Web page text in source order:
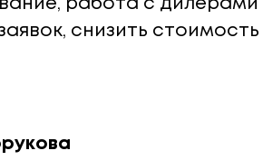
работа с
снизить